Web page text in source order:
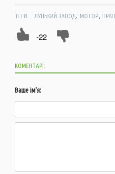
ТЕГИ: ЛУЦЬКИЙ ЗАВОД, МОТОР,
-22
КОМЕНТАРІ:
Ваше ім'я: